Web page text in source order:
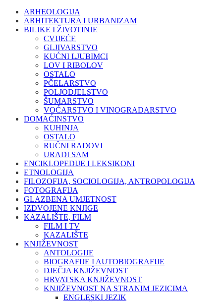
ARHEOLOGIJA
ARHITEKTURA I URBANIZAM
BILJKE I ŽIVOTINJE
CVIJEĆE
GLJIVARSTVO
KUĆNI LJUBIMCI
LOV I RIBOLOV
OSTALO
PČELARSTVO
POLJODJELSTVO
ŠUMARSTVO
VOĆARSTVO I VINOGRADARSTVO
DOMAĆINSTVO
KUHINJA
OSTALO
RUČNI RADOVI
URADI SAM
ENCIKLOPEDIJE I LEKSIKONI
ETNOLOGIJA
FILOZOFIJA, SOCIOLOGIJA, ANTROPOLOGIJA
FOTOGRAFIJA
GLAZBENA UMJETNOST
IZDVOJENE KNJIGE
KAZALIŠTE, FILM
FILM I TV
KAZALIŠTE
KNJIŽEVNOST
ANTOLOGIJE
BIOGRAFIJE I AUTOBIOGRAFIJE
DJEČJA KNJIŽEVNOST
HRVATSKA KNJIŽEVNOST
KNJIŽEVNOST NA STRANIM JEZICIMA
ENGLESKI JEZIK